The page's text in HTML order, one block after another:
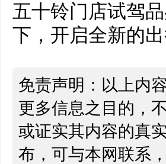
五十铃门店试驾
下，开启全新的出
免责声明：以上内
更多信息之目的，
或证实其内容的真
布，可与本网联系